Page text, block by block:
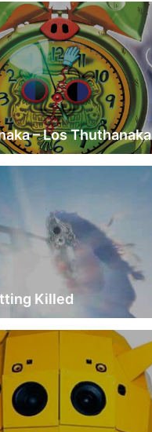
– Los Thuthanaka
Killed